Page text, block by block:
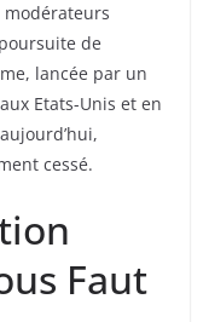
modérateurs
de
lancée par un
Etats-Unis et en
cessé.
Faut